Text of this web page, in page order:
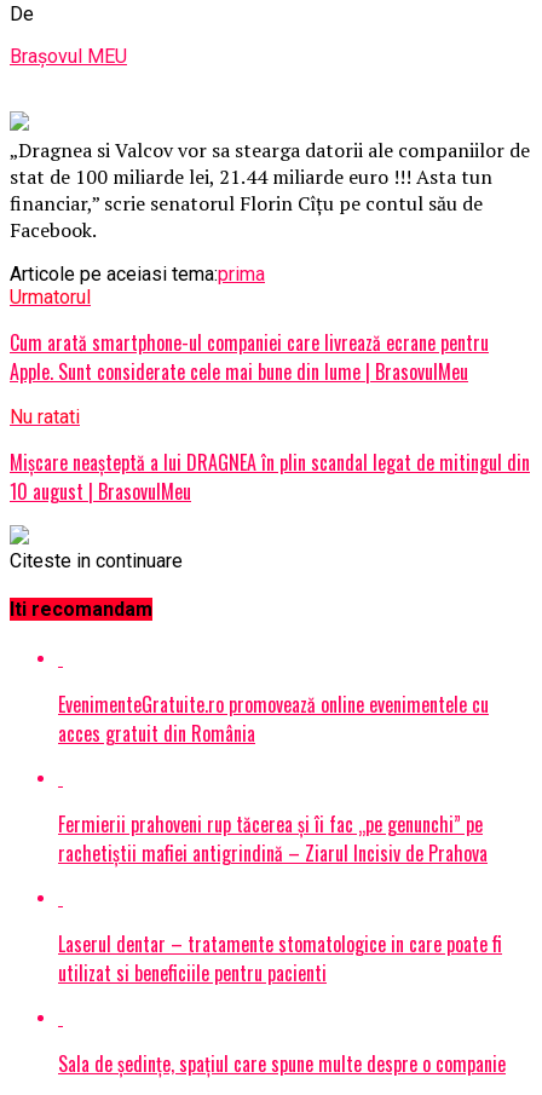
De
Brașovul MEU
„Dragnea si Valcov vor sa stearga datorii ale companiilor de
stat de 100 miliarde lei, 21.44 miliarde euro !!! Asta tun
financiar,” scrie senatorul Florin Cîțu pe contul său de
Facebook.
Articole pe aceiasi tema:prima
Urmatorul
Cum arată smartphone-ul companiei care livrează ecrane pentru
Apple. Sunt considerate cele mai bune din lume | BrasovulMeu
Nu ratati
Mişcare neaşteptă a lui DRAGNEA în plin scandal legat de mitingul din
10 august | BrasovulMeu
Citeste in continuare
Iti recomandam
EvenimenteGratuite.ro promovează online evenimentele cu
acces gratuit din România
Fermierii prahoveni rup tăcerea și îi fac „pe genunchi” pe
rachetiștii mafiei antigrindină – Ziarul Incisiv de Prahova
Laserul dentar – tratamente stomatologice in care poate fi
utilizat si beneficiile pentru pacienti
Sala de ședințe, spațiul care spune multe despre o companie